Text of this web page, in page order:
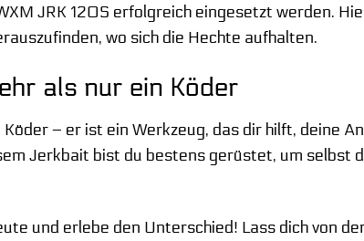
JRK 120S erfolgreich eingesetzt werden.
wo sich die Hechte aufhalten.
als nur ein Köder
– er ist ein Werkzeug, das dir hilft, deine
Jerkbait bist du bestens gerüstet, um selbst
und erlebe den Unterschied! Lass dich von